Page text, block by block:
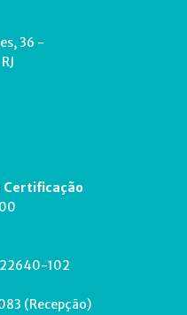
36 -
Certificação
22640-102
(Recepção)